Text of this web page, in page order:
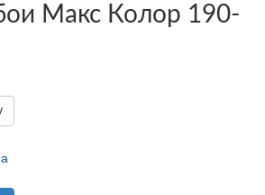
Макс Колор 190-